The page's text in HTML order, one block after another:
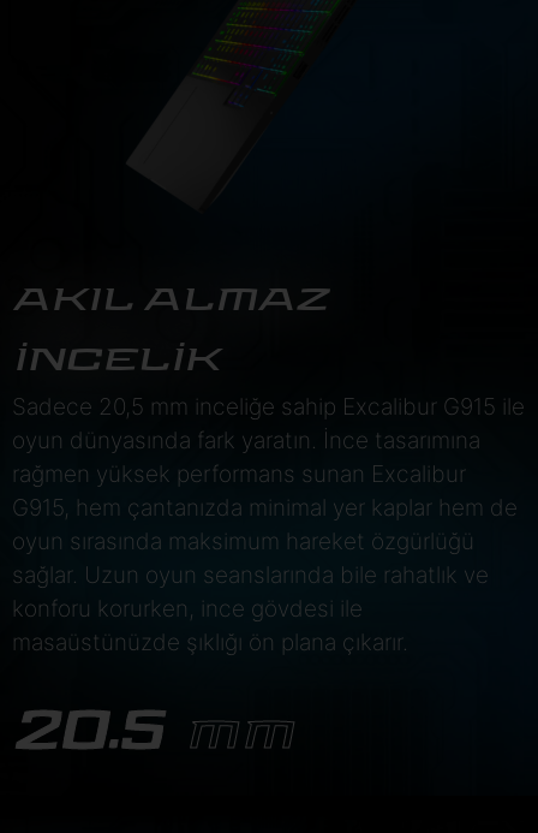
AKIL ALMAZ
İNCELİK
Sadece 20,5 mm inceliğe sahip Excalibur G915 ile
oyun dünyasında fark yaratın. İnce tasarımına
rağmen yüksek performans sunan Excalibur
G915, hem çantanızda minimal yer kaplar hem de
oyun sırasında maksimum hareket özgürlüğü
sağlar. Uzun oyun seanslarında bile rahatlık ve
konforu korurken, ince gövdesi ile
masaüstünüzde şıklığı ön plana çıkarır.
20.5 MM